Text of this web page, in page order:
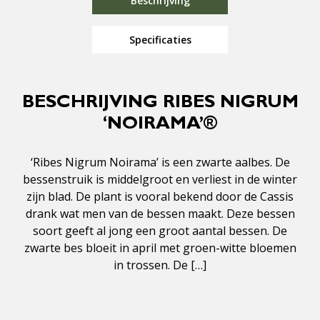
Specificaties
BESCHRIJVING RIBES NIGRUM
‘NOIRAMA’®
‘Ribes Nigrum Noirama’ is een zwarte aalbes. De
bessenstruik is middelgroot en verliest in de winter
zijn blad. De plant is vooral bekend door de Cassis
drank wat men van de bessen maakt. Deze bessen
soort geeft al jong een groot aantal bessen. De
zwarte bes bloeit in april met groen-witte bloemen
in trossen. De […]